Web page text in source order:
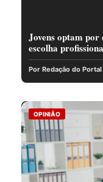
Jovens optam
escolha
Por Redação do
OPINIÃO